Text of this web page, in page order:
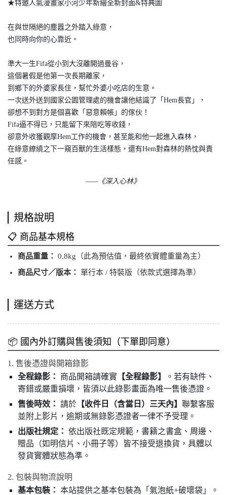
★特邀人氣漫畫家小河少年新繪全新封面&特典圖
在與世隔絕的塵囂之外踏入綠意，
也同時向你的心靠近。
準大一生Fifa從小到大沒離開過曼谷，
這個暑假是他第一次長期離家，
到鄉下的外婆家長住，幫忙外婆小吃店的生意。
一次送外送到國家公園管理處的機會讓他結識了「Hem長官」，
卻想不到對方是個喜歡「惡意賴帳」的傢伙！
Fifa逼不得已，只能留下來陪吃等收錢，
卻意外收獲觀摩Hem工作的機會，甚至能和他一起進入森林，
在綠意繚繞之下一窺百獸的生活樣態，還有Hem對森林的熱忱與責
任感。
——《深入心林》
規格說明
📋 商品基本規格
商品重量： 0.8kg（此為預估值，最終依實體重量為主）
商品尺寸／版本：
單行本 / 特裝版（依款式選擇為準）
運送方式
📦 國內外訂購與售後須知（下單即同意）
1. 售後憑證與開箱錄影
全程錄影：
商品開箱請確實 【全程錄影】
。若有缺件、
寄錯或嚴重損壞，皆須以此錄影畫面為唯一售後憑證。
售後時效： 請於 【收件日（含當日）三天內】 聯繫客服
並附上影片，逾期或無錄影憑證者一律不予受理。
出版社規定： 依出版社既定規範，書籍之書盒、周邊、
贈品（如明信片、小冊子等）皆不接受退換貨，具體以
發貨實體狀態為準。
2. 包裝與物流說明
基本包裝： 本站提供之基本包裝為「氣泡紙+破壞袋」。